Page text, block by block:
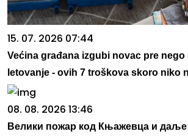
15. 07. 2026 07:44
Većina građana izgubi novac pre
letovanje - ovih 7 troškova skoro niko
08. 08. 2026 13:46
Велики пожар код Књажевца и даље